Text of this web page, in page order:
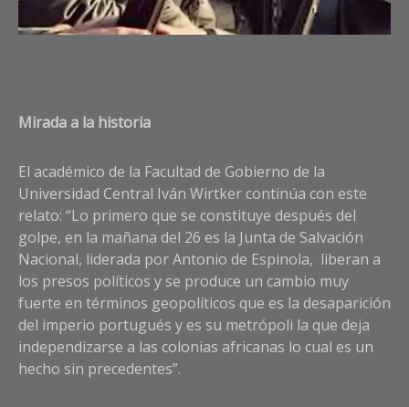
Mirada a la historia
El académico de la Facultad de Gobierno de la
Universidad Central Iván Wirtker continúa con este
relato: “Lo primero que se constituye después del
golpe, en la mañana del 26 es la Junta de Salvación
Nacional, liderada por Antonio de Espinola, liberan a
los presos políticos y se produce un cambio muy
fuerte en términos geopolíticos que es la desaparición
del imperio portugués y es su metrópoli la que deja
independizarse a las colonias africanas lo cual es un
hecho sin precedentes”.